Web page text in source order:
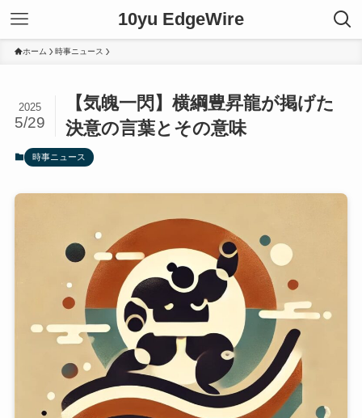
10yu EdgeWire
ホーム 時事ニュース
【気魄一閃】横綱豊昇龍が掲げた
決意の言葉とその意味
2025
5/29
時事ニュース